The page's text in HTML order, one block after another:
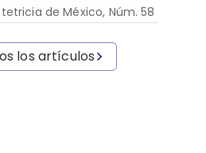
de México, Núm. 58
los artículos